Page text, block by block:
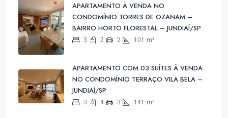
APARTAMENTO À VENDA NO
CONDOMÍNIO TORRES DE OZANAM –
BAIRRO HORTO FLORESTAL – JUNDIAÍ/SP
3 2 2 101 m²
APARTAMENTO COM 03 SUÍTES À VENDA
NO CONDOMÍNIO TERRAÇO VILA BELA –
JUNDIAÍ/SP
3 4 3 141 m²